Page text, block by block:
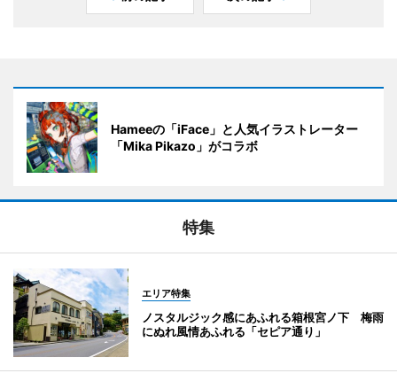
Hameeの「iFace」と人気イラストレーター
「Mika Pikazo」がコラボ
特集
エリア特集
ノスタルジック感にあふれる箱根宮ノ下 梅雨
にぬれ風情あふれる「セピア通り」